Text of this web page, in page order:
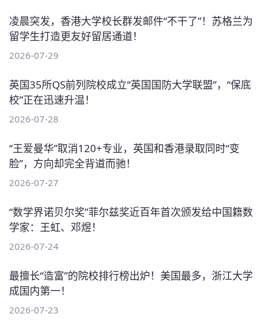
凌晨突发，香港大学校长群发邮件“不干了”！苏格兰为
留学生打造更友好留居通道！
2026-07-29
英国35所QS前列院校成立“英国国防大学联盟”，“保底
校”正在迅速升温！
2026-07-28
“王爱曼华”取消120+专业，英国和香港录取同时“变
脸”，方向却完全背道而驰！
2026-07-27
“数学界诺贝尔奖”菲尔兹奖近百年首次颁发给中国籍数
学家：王虹、邓煜！
2026-07-24
最擅长“造富”的院校排行榜出炉！美国最多，浙江大学
成国内第一！
2026-07-23